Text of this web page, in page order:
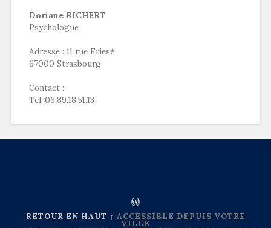
Doriane RICHERT
Psychologue
Adresse : 11 rue Friesé
67000 Strasbourg
Contact :
Tel.:06.89.18.51.13
RETOUR EN HAUT ↑ ACCESSIBLE DEPUIS VOTRE
VILLE